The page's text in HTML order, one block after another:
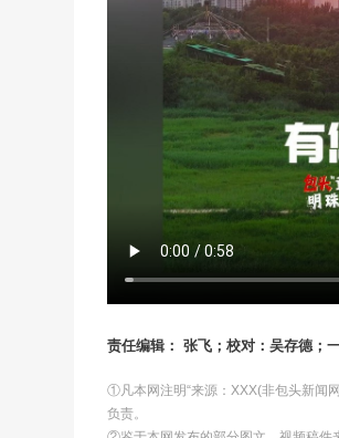
责任编辑： 张飞；校对：吴存德；
①凡本网注明“来源：XXX(非包头新闻
负责。